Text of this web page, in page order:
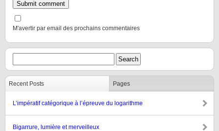
M'avertir par email des prochains commentaires
Recent Posts Pages
L’impératif catégorique à l’épreuve du logarithme
Bigarrure, lumière et merveilleux